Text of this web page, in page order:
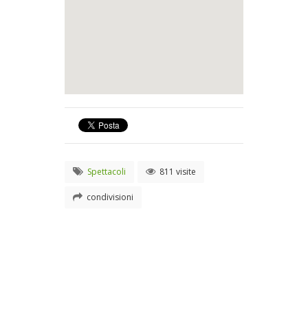
Spettacoli 811 visite
condivisioni